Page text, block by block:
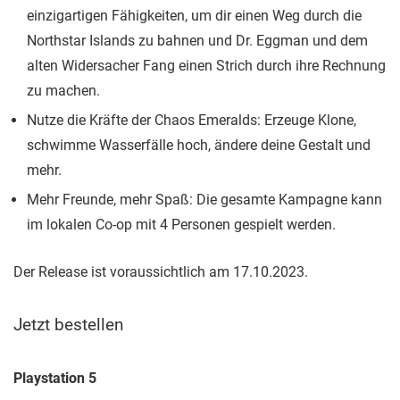
einzigartigen Fähigkeiten, um dir einen Weg durch die
Northstar Islands zu bahnen und Dr. Eggman und dem
alten Widersacher Fang einen Strich durch ihre Rechnung
zu machen.
Nutze die Kräfte der Chaos Emeralds: Erzeuge Klone,
schwimme Wasserfälle hoch, ändere deine Gestalt und
mehr.
Mehr Freunde, mehr Spaß: Die gesamte Kampagne kann
im lokalen Co-op mit 4 Personen gespielt werden.
Der Release ist voraussichtlich am 17.10.2023.
Jetzt bestellen
Playstation 5